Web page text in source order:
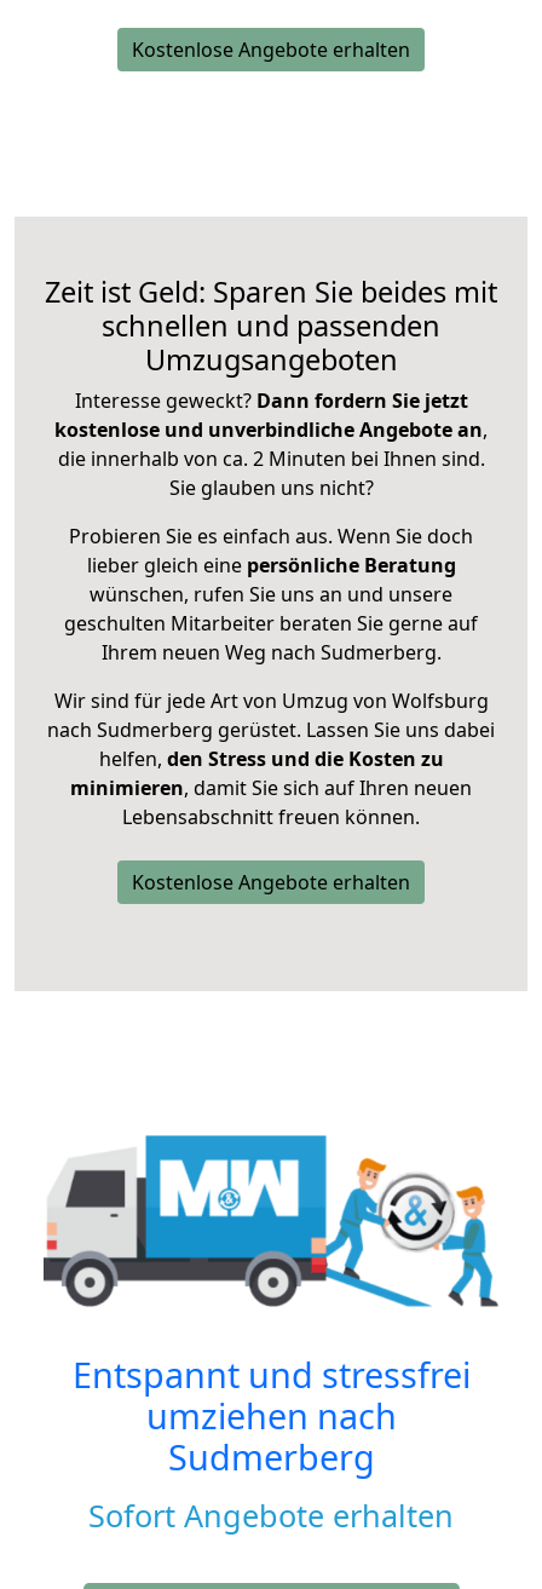
Kostenlose Angebote erhalten
Zeit ist Geld: Sparen Sie beides mit
schnellen und passenden
Umzugsangeboten
Interesse geweckt? Dann fordern Sie jetzt
kostenlose und unverbindliche Angebote an,
die innerhalb von ca. 2 Minuten bei Ihnen sind.
Sie glauben uns nicht?
Probieren Sie es einfach aus. Wenn Sie doch
lieber gleich eine persönliche Beratung
wünschen, rufen Sie uns an und unsere
geschulten Mitarbeiter beraten Sie gerne auf
Ihrem neuen Weg nach Sudmerberg.
Wir sind für jede Art von Umzug von Wolfsburg
nach Sudmerberg gerüstet. Lassen Sie uns dabei
helfen, den Stress und die Kosten zu
minimieren, damit Sie sich auf Ihren neuen
Lebensabschnitt freuen können.
Kostenlose Angebote erhalten
Entspannt und stressfrei
umziehen nach
Sudmerberg
Sofort Angebote erhalten